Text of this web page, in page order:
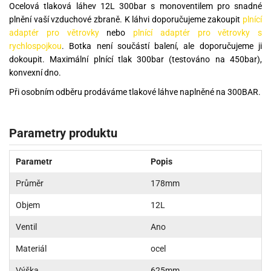
Ocelová tlaková láhev 12L 300bar s monoventilem pro snadné
plnění vaší vzduchové zbraně. K láhvi doporučujeme zakoupit plnící
adaptér pro větrovkynebo plnící adaptér pro větrovky s
rychlospojkou. Botka není součástí balení, ale doporučujeme ji
dokoupit. Maximální plnící tlak 300bar (testováno na 450bar),
konvexní dno.
Při osobním odběru prodáváme tlakové láhve naplněné na 300BAR.
Parametry produktu
Parametr Popis
Průměr 178mm
Objem 12L
Ventil Ano
Materiál ocel